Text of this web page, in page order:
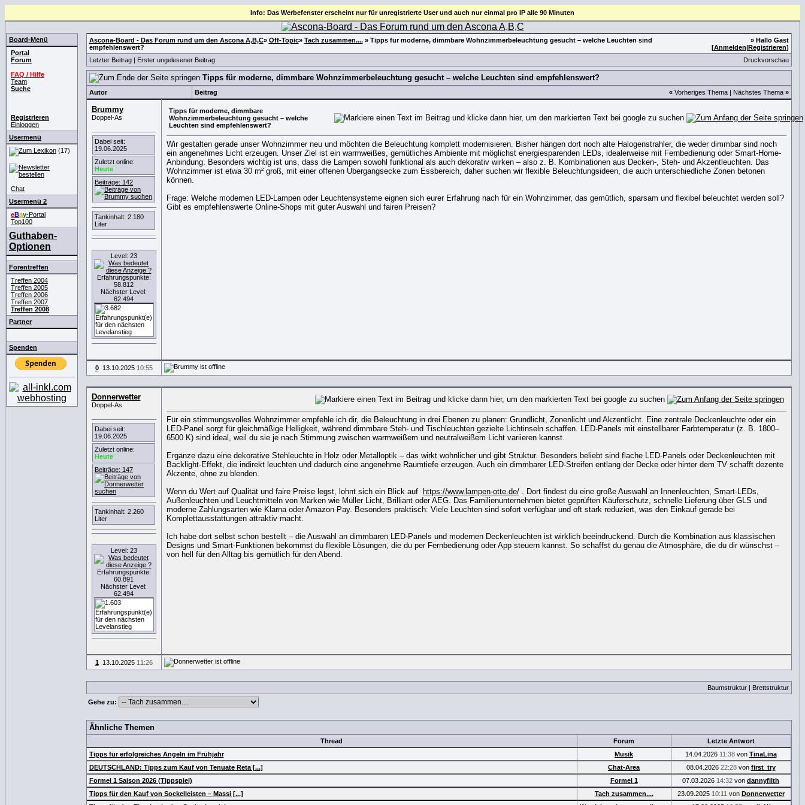
Info: Das Werbefenster erscheint nur für unregistrierte User und auch nur einmal pro IP alle 90 Minuten
Board-Menü
Portal
Forum
FAQ / Hilfe
Team
Suche
Registrieren
Einloggen
Usermenü
(17)
Chat
Usermenü 2
eBay-Portal
Top100
Guthaben-
Optionen
Forentreffen
Treffen 2004
Treffen 2005
Treffen 2006
Treffen 2007
Treffen 2008
Partner
Spenden
Ascona-Board - Das Forum rund um den Ascona A,B,C» Off-Topic» Tach zusammen....» Tipps für moderne, dimmbare Wohnzimmerbeleuchtung gesucht – welche Leuchten sind
empfehlenswert?
» Hallo Gast
[Anmelden Registrieren]
Letzter Beitrag| Erster ungelesener Beitrag Druckvorschau
Tipps für moderne, dimmbare Wohnzimmerbeleuchtung gesucht – welche Leuchten sind empfehlenswert?
Autor Beitrag « Vorheriges Thema| Nächstes Thema »
Brummy
Doppel-As
Dabei seit:
19.06.2025
Zuletzt online:
Heute
Beiträge: 142
Tankinhalt: 2.180
Liter
Level: 23
Erfahrungspunkte:
58.812
Nächster Level:
62.494
Tipps für moderne, dimmbare
Wohnzimmerbeleuchtung gesucht – welche
Leuchten sind empfehlenswert?
Wir gestalten gerade unser Wohnzimmer neu und möchten die Beleuchtung komplett modernisieren. Bisher hängen dort noch alte Halogenstrahler, die weder dimmbar sind noch
ein angenehmes Licht erzeugen. Unser Ziel ist ein warmweißes, gemütliches Ambiente mit möglichst energiesparenden LEDs, idealerweise mit Fernbedienung oder Smart-Home-
Anbindung. Besonders wichtig ist uns, dass die Lampen sowohl funktional als auch dekorativ wirken – also z. B. Kombinationen aus Decken-, Steh- und Akzentleuchten. Das
Wohnzimmer ist etwa 30 m² groß, mit einer offenen Übergangsecke zum Essbereich, daher suchen wir flexible Beleuchtungsideen, die auch unterschiedliche Zonen betonen
können.
Frage: Welche modernen LED-Lampen oder Leuchtensysteme eignen sich eurer Erfahrung nach für ein Wohnzimmer, das gemütlich, sparsam und flexibel beleuchtet werden soll?
Gibt es empfehlenswerte Online-Shops mit guter Auswahl und fairen Preisen?
0 13.10.2025 10:55
Donnerwetter
Doppel-As
Dabei seit:
19.06.2025
Zuletzt online:
Heute
Beiträge: 147
Tankinhalt: 2.260
Liter
Level: 23
Erfahrungspunkte:
60.891
Nächster Level:
62.494
Für ein stimmungsvolles Wohnzimmer empfehle ich dir, die Beleuchtung in drei Ebenen zu planen: Grundlicht, Zonenlicht und Akzentlicht. Eine zentrale Deckenleuchte oder ein
LED-Panel sorgt für gleichmäßige Helligkeit, während dimmbare Steh- und Tischleuchten gezielte Lichtinseln schaffen. LED-Panels mit einstellbarer Farbtemperatur (z. B. 1800–
6500 K) sind ideal, weil du sie je nach Stimmung zwischen warmweißem und neutralweißem Licht variieren kannst.
Ergänze dazu eine dekorative Stehleuchte in Holz oder Metalloptik – das wirkt wohnlicher und gibt Struktur. Besonders beliebt sind flache LED-Panels oder Deckenleuchten mit
Backlight-Effekt, die indirekt leuchten und dadurch eine angenehme Raumtiefe erzeugen. Auch ein dimmbarer LED-Streifen entlang der Decke oder hinter dem TV schafft dezente
Akzente, ohne zu blenden.
Wenn du Wert auf Qualität und faire Preise legst, lohnt sich ein Blick auf
https://www.lampen-otte.de/. Dort findest du eine große Auswahl an Innenleuchten, Smart-LEDs,
Außenleuchten und Leuchtmitteln von Marken wie Müller Licht, Brilliant oder AEG. Das Familienunternehmen bietet geprüften Käuferschutz, schnelle Lieferung über GLS und
moderne Zahlungsarten wie Klarna oder Amazon Pay. Besonders praktisch: Viele Leuchten sind sofort verfügbar und oft stark reduziert, was den Einkauf gerade bei
Komplettausstattungen attraktiv macht.
Ich habe dort selbst schon bestellt – die Auswahl an dimmbaren LED-Panels und modernen Deckenleuchten ist wirklich beeindruckend. Durch die Kombination aus klassischen
Designs und Smart-Funktionen bekommst du flexible Lösungen, die du per Fernbedienung oder App steuern kannst. So schaffst du genau die Atmosphäre, die du dir wünschst –
von hell für den Alltag bis gemütlich für den Abend.
1 13.10.2025 11:26
Baumstruktur|
Brettstruktur
Gehe zu:
Ähnliche Themen
Thread Forum
Letzte Antwort
Tipps für erfolgreiches Angeln im Frühjahr
Musik 14.04.2026 11:38von TinaLina
DEUTSCHLAND: Tipps zum Kauf von Tenuate Reta [...]
Chat-Area 08.04.2026 22:28von first_try
Formel 1 Saison 2026 (Tippspiel)
Formel 1 07.03.2026 14:32 von dannyfilth
Tipps für den Kauf von Sockelleisten – Massi [...]
Tach zusammen.... 23.09.2025 10:11 von Donnerwetter